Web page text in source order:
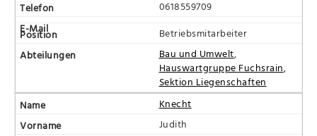
0618559709
Betriebsmitarbeiter
Bau und Umwelt,
Hauswartgruppe Fuchsrain,
Sektion Liegenschaften
Knecht
Judith